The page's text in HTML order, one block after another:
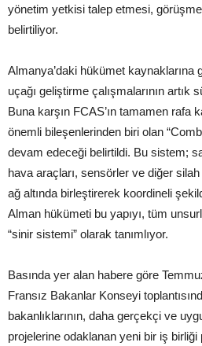
yönetim yetkisi talep etmesi,
belirtiliyor.
Almanya’daki hükümet kaynaklarına
uçağı geliştirme çalışmalarının artık
Buna karşın FCAS’ın tamamen rafa
önemli bileşenlerinden biri olan
devam edeceği belirtildi. Bu sistem;
hava araçları, sensörler ve diğer silah
ağ altında birleştirerek koordineli
Alman hükümeti bu yapıyı, tüm
“sinir sistemi” olarak tanımlıyor.
Basında yer alan habere göre
Fransız Bakanlar Konseyi
bakanlıklarının, daha gerçekçi ve
projelerine odaklanan yeni bir iş birliği